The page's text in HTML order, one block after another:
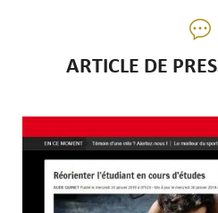
ARTICLE DE